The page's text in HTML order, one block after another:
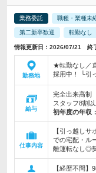
業務委託 職種・業種未
第二新卒歓迎 転勤なし
情報更新日：2026/07/21 終
勤務地
★転勤なし／
採用中！ └引
給与
完全出来高制
スタッフ8割
初年度の年収：
仕事内容
【引っ越し
での宅配・ル
離運転なし◎
【経歴不問】